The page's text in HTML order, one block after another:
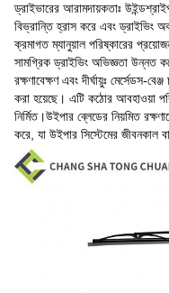
ড্রাইভারের আরামদায়কতাঃ
বিভ্রান্তি হ্রাস করে এবং ড্রাইভিং
ক্রমাগত ম্যানুয়াল পরিষ্কারের
সামগ্রিক ড্রাইভিং অভিজ্ঞতা উন্নত
রক্ষণাবেক্ষণ এবং দীর্ঘায়ুঃ মের্সেডস-
করা হয়েছে। এটি কঠোর আবহাওয়া
নির্মিত।উইপার ব্লেডের নিয়মিত
করে, যা উইপার সিস্টেমের জীবনকাল